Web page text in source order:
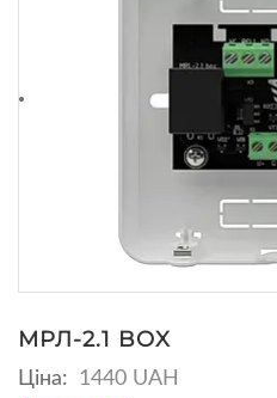
МРЛ-2.1 BOX
Ціна:
1440 UAH